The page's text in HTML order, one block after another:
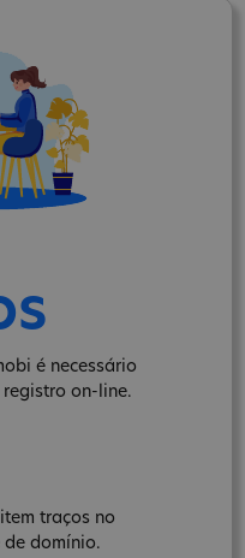
é necessário
on-line.
traços no
domínio.